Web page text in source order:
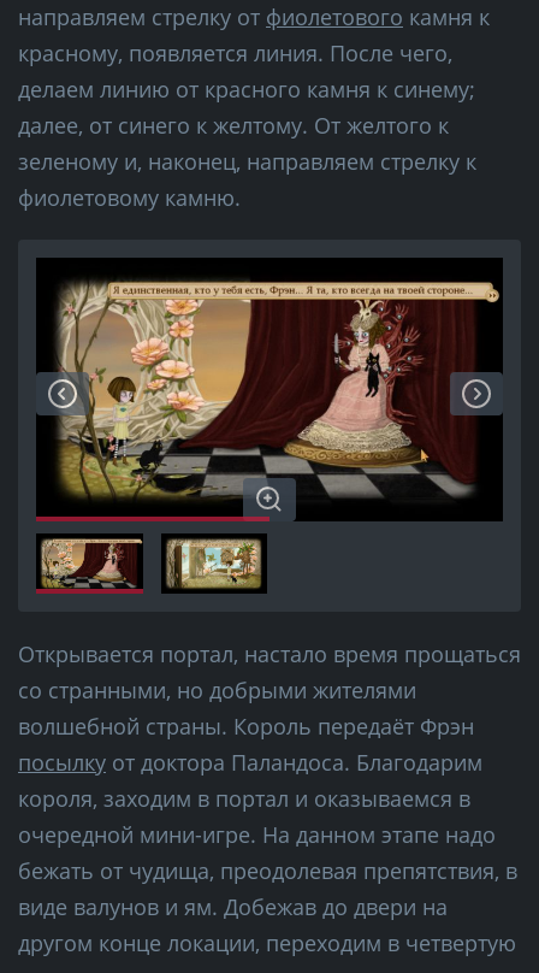
направляем стрелку от фиолетового камня к
красному, появляется линия. После чего,
делаем линию от красного камня к синему;
далее, от синего к желтому. От желтого к
зеленому и, наконец, направляем стрелку к
фиолетовому камню.
Открывается портал, настало время прощаться
со странными, но добрыми жителями
волшебной страны. Король передаёт Фрэн
посылку от доктора Паландоса. Благодарим
короля, заходим в портал и оказываемся в
очередной мини-игре. На данном этапе надо
бежать от чудища, преодолевая препятствия, в
виде валунов и ям. Добежав до двери на
другом конце локации, переходим в четвертую